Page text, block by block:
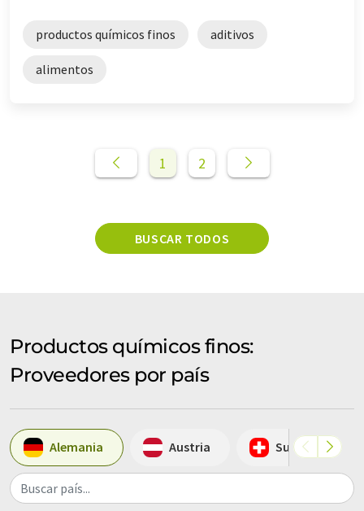
productos químicos finos aditivos
alimentos
1 2
BUSCAR TODOS
Productos químicos finos:
Proveedores por país
Alemania Austria Suiza
Buscar país...